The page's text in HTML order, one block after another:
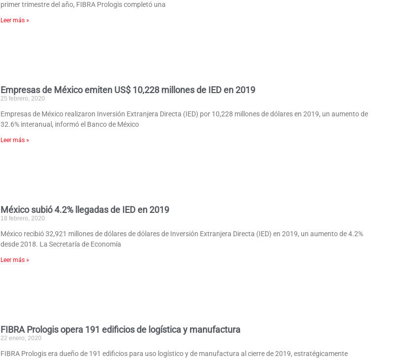
primer trimestre del año, FIBRA Prologis completó una
Leer más »
Empresas de México emiten US$ 10,228 millones de IED en 2019
25 febrero, 2020
Empresas de México realizaron Inversión Extranjera Directa (IED) por 10,228 millones de dólares en 2019, un aumento de
32.6% interanual, informó el Banco de México
Leer más »
México subió 4.2% llegadas de IED en 2019
18 febrero, 2020
México recibió 32,921 millones de dólares de dólares de Inversión Extranjera Directa (IED) en 2019, un aumento de 4.2%
desde 2018. La Secretaría de Economía
Leer más »
FIBRA Prologis opera 191 edificios de logística y manufactura
22 enero, 2020
FIBRA Prologis era dueño de 191 edificios para uso logístico y de manufactura al cierre de 2019, estratégicamente